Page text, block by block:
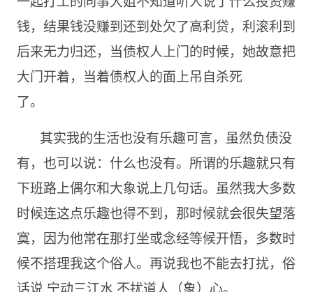
钱，结果钱没赚到还到处欠了高利贷，利滚利到
后来无力归还，当债权人上门的时候，她故意把
大门开着，当着债权人的面上吊自杀死
了。
其实我的生活也没有乐趣可言，虽然负债没
有，也可以说：什么也没有。所谓的乐趣就只有
下班路上偶尔和大象说上几句话。虽然我大多数
时候连这点乐趣也得不到，那时候就会很失望落
寞，因为他常在那打坐或念经等候开悟，多数时
候不搭理我这个俗人。再说我也不能去打扰，俗
话说,宁动三江水 不扰道人（象）心。